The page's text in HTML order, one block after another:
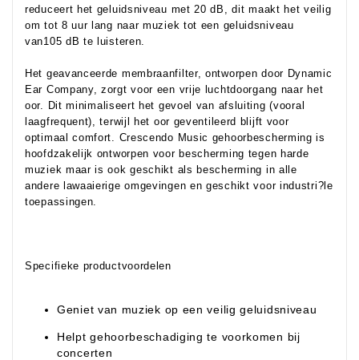
reduceert het geluidsniveau met 20 dB, dit maakt het veilig
om tot 8 uur lang naar muziek tot een geluidsniveau
van105 dB te luisteren.
Het geavanceerde membraanfilter, ontworpen door Dynamic
Ear Company, zorgt voor een vrije luchtdoorgang naar het
oor. Dit minimaliseert het gevoel van afsluiting (vooral
laagfrequent), terwijl het oor geventileerd blijft voor
optimaal comfort. Crescendo Music gehoorbescherming is
hoofdzakelijk ontworpen voor bescherming tegen harde
muziek maar is ook geschikt als bescherming in alle
andere lawaaierige omgevingen en geschikt voor industri?le
toepassingen.
Specifieke productvoordelen
Geniet van muziek op een veilig geluidsniveau
Helpt gehoorbeschadiging te voorkomen bij
concerten